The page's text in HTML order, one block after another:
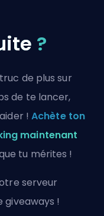
?
de plus sur
de te lancer,
!Achète ton
maintenant
tu mérites !
serveur
!